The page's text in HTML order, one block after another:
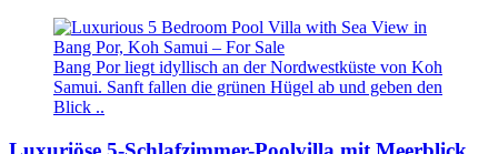
Bang Por liegt idyllisch an der Nordwestküste von Koh
Samui. Sanft fallen die grünen Hügel ab und geben den
Blick ..